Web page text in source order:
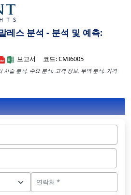
레스 분석 - 분석 및 예측:
보고서 코드:CMI6005
사슬 분석, 수요 분석, 고객 정보, 무역 분석, 가격